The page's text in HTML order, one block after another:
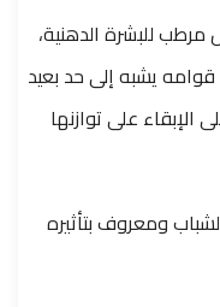
للبشرة الدهنية،
قوامه يشبه إلى حد بعيد
على توازنها
ومعروف بتأثيره